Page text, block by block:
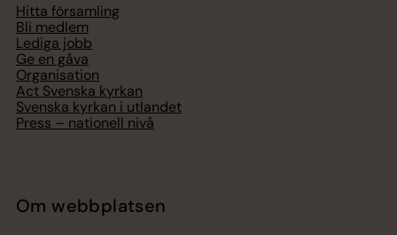
Hitta församling
Bli medlem
Lediga jobb
Ge en gåva
Organisation
Act Svenska kyrkan
Svenska kyrkan i utlandet
Press – nationell nivå
Om webbplatsen